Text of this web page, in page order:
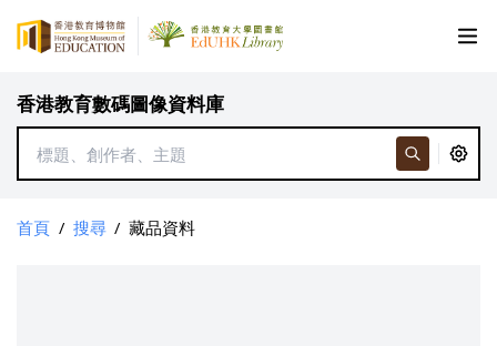
香港教育數碼圖像資料庫
首頁 / 搜尋 / 藏品資料